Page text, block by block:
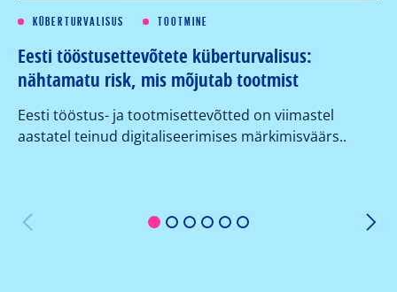
1 2 3 4 5 6
KÜBERTURVALISUS TOOTMINE
Eesti tööstusettevõtete küberturvalisus:
nähtamatu risk, mis mõjutab tootmist
Eesti tööstus- ja tootmisettevõtted on viimastel
aastatel teinud digitaliseerimises märkimisväärs..